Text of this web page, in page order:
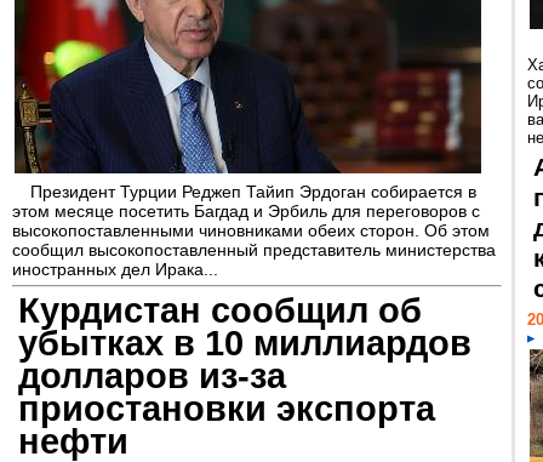
Президент Турции Реджеп Тайип Эрдоган собирается в
этом месяце посетить Багдад и Эрбиль для переговоров с
высокопоставленными чиновниками обеих сторон. Об этом
сообщил высокопоставленный представитель министерства
иностранных дел Ирака...
Курдистан сообщил об
убытках в 10 миллиардов
долларов из-за
приостановки экспорта
нефти